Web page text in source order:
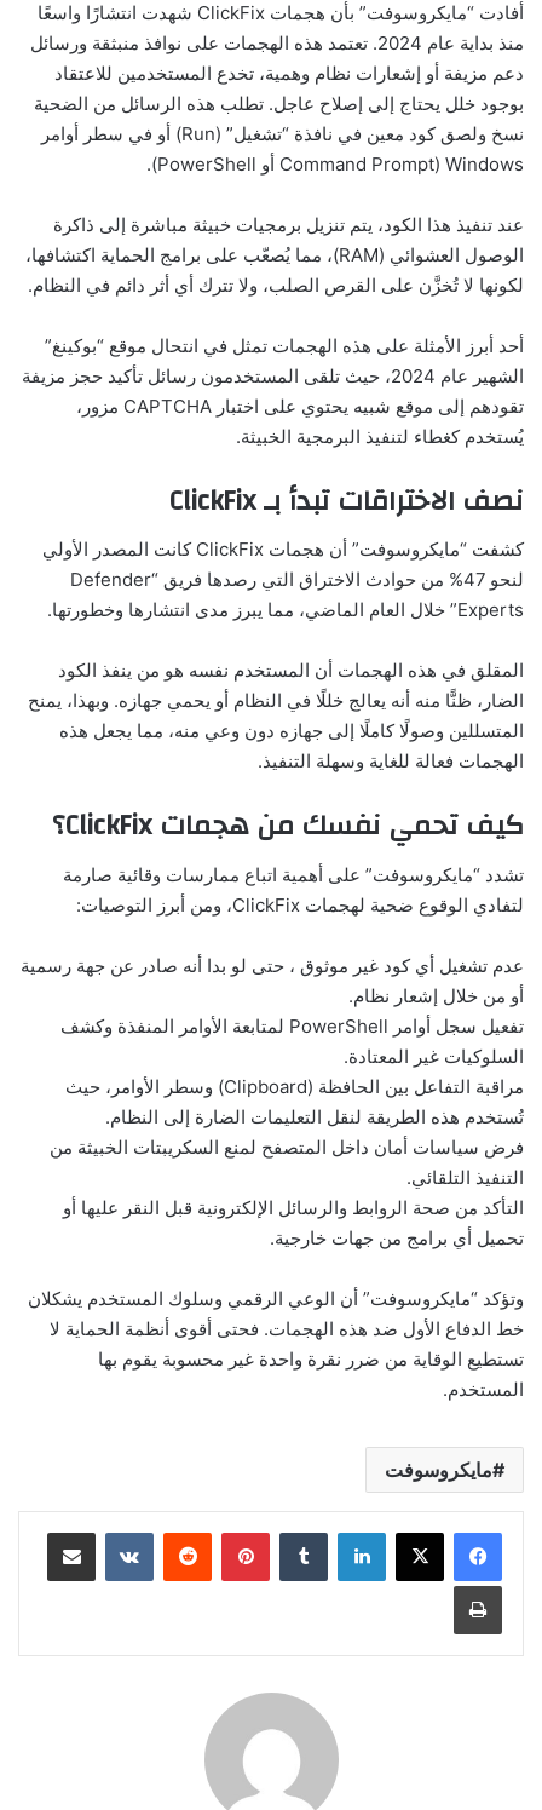
أفادت “مايكروسوفت” بأن هجمات ClickFix شهدت انتشارًا واسعًا
منذ بداية عام 2024. تعتمد هذه الهجمات على نوافذ منبثقة ورسائل
دعم مزيفة أو إشعارات نظام وهمية، تخدع المستخدمين للاعتقاد
بوجود خلل يحتاج إلى إصلاح عاجل. تطلب هذه الرسائل من الضحية
نسخ ولصق كود معين في نافذة “تشغيل” (Run) أو في سطر أوامر
Windows (Command Prompt أو PowerShell).
عند تنفيذ هذا الكود، يتم تنزيل برمجيات خبيثة مباشرة إلى ذاكرة
الوصول العشوائي (RAM)، مما يُصعّب على برامج الحماية اكتشافها،
لكونها لا تُخزَّن على القرص الصلب، ولا تترك أي أثر دائم في النظام.
أحد أبرز الأمثلة على هذه الهجمات تمثل في انتحال موقع “بوكينغ”
الشهير عام 2024، حيث تلقى المستخدمون رسائل تأكيد حجز مزيفة
تقودهم إلى موقع شبيه يحتوي على اختبار CAPTCHA مزور،
يُستخدم كغطاء لتنفيذ البرمجية الخبيثة.
نصف الاختراقات تبدأ بـ ClickFix
كشفت “مايكروسوفت” أن هجمات ClickFix كانت المصدر الأولي
لنحو 47% من حوادث الاختراق التي رصدها فريق “Defender
Experts” خلال العام الماضي، مما يبرز مدى انتشارها وخطورتها.
المقلق في هذه الهجمات أن المستخدم نفسه هو من ينفذ الكود
الضار، ظنًّا منه أنه يعالج خللًا في النظام أو يحمي جهازه. وبهذا، يمنح
المتسللين وصولًا كاملًا إلى جهازه دون وعي منه، مما يجعل هذه
الهجمات فعالة للغاية وسهلة التنفيذ.
كيف تحمي نفسك من هجمات ClickFix؟
تشدد “مايكروسوفت” على أهمية اتباع ممارسات وقائية صارمة
لتفادي الوقوع ضحية لهجمات ClickFix، ومن أبرز التوصيات:
عدم تشغيل أي كود غير موثوق ، حتى لو بدا أنه صادر عن جهة رسمية
أو من خلال إشعار نظام.
تفعيل سجل أوامر PowerShell لمتابعة الأوامر المنفذة وكشف
السلوكيات غير المعتادة.
مراقبة التفاعل بين الحافظة (Clipboard) وسطر الأوامر، حيث
تُستخدم هذه الطريقة لنقل التعليمات الضارة إلى النظام.
فرض سياسات أمان داخل المتصفح لمنع السكريبتات الخبيثة من
التنفيذ التلقائي.
التأكد من صحة الروابط والرسائل الإلكترونية قبل النقر عليها أو
تحميل أي برامج من جهات خارجية.
وتؤكد “مايكروسوفت” أن الوعي الرقمي وسلوك المستخدم يشكلان
خط الدفاع الأول ضد هذه الهجمات. فحتى أقوى أنظمة الحماية لا
تستطيع الوقاية من ضرر نقرة واحدة غير محسوبة يقوم بها
المستخدم.
مايكروسوفت
لينكدإن بينتيريست مشاركة عبر البريد
طباعة